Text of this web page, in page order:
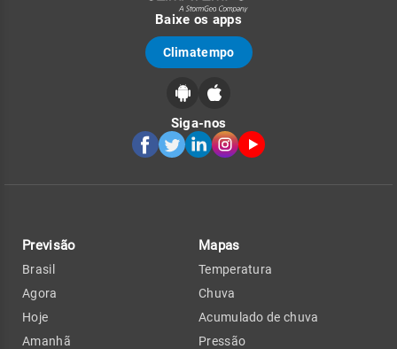
Baixe os apps
Climatempo
Siga-nos
Previsão
Brasil
Agora
Hoje
Amanhã
Mapas
Temperatura
Chuva
Acumulado de chuva
Pressão